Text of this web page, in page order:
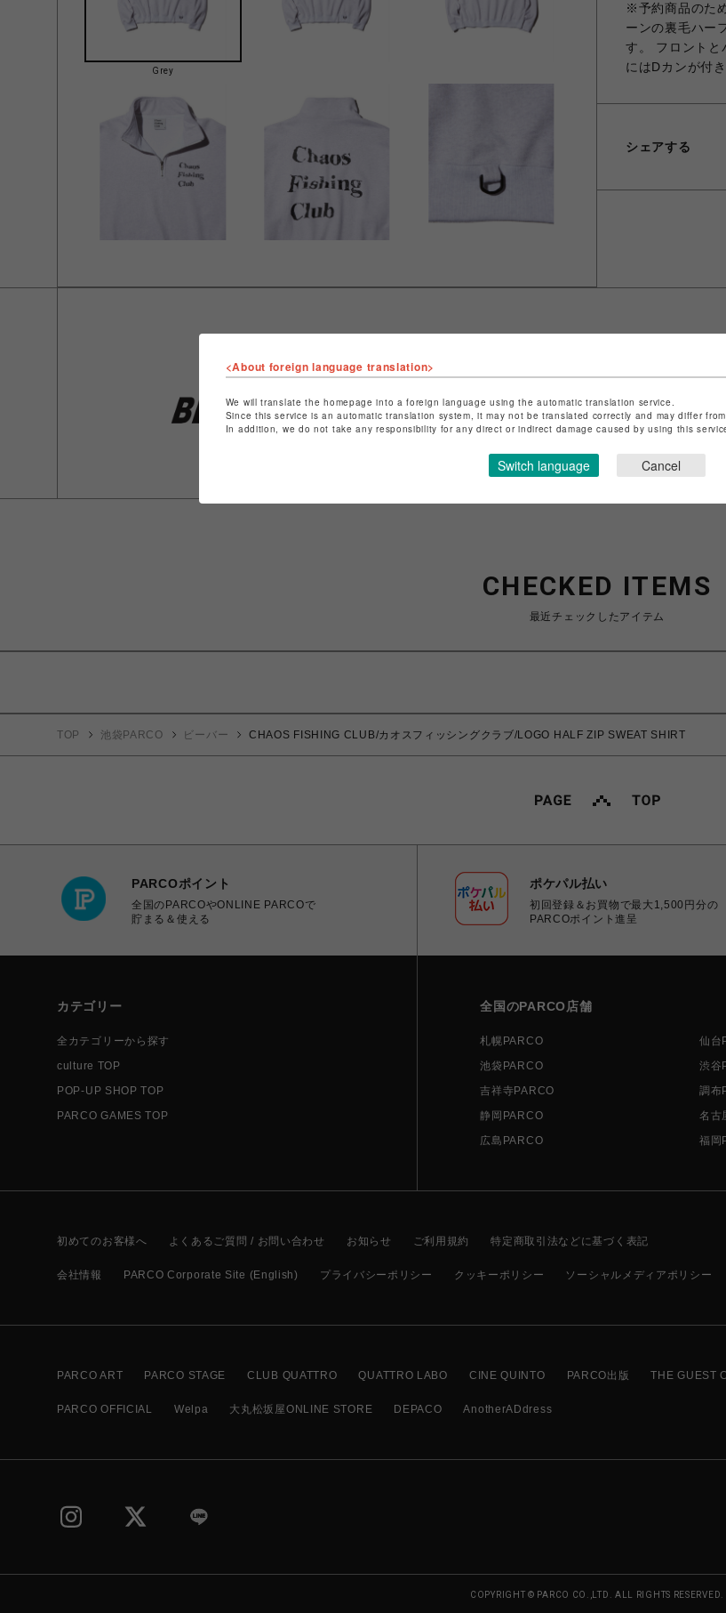
Grey
※予約商品のた
ーンの裏毛ハー
す。 フロントと
にはDカンが付
シェアする
ショップ名
特定商取引法など法令に基づく表記はこちら
ショップお問い合わせはこちら
CHECKED ITEMS
最近チェックしたアイテム
TOP 池袋PARCO ビーバー CHAOS FISHING CLUB/カオスフィッシングクラブ/LOGO HALF ZIP SWEAT SHIRT
PARCOポイント
全国のPARCOやONLINE PARCOで
貯まる＆使える
ポケパル払い
初回登録＆お買物で最大1,500円分の
PARCOポイント進呈
カテゴリー
全カテゴリーから探す
culture TOP
POP-UP SHOP TOP
PARCO GAMES TOP
全国のPARCO店舗
札幌PARCO 仙台
池袋PARCO
渋谷
吉祥寺PARCO
調布
静岡PARCO
名古
広島PARCO
福岡
初めてのお客様へ よくあるご質問 / お問い合わせ お知らせ ご利用規約 特定商取引法などに基づく表記
会社情報 PARCO Corporate Site (English) プライバシーポリシー クッキーポリシー ソーシャルメディアポリシー
PARCO ART PARCO STAGE CLUB QUATTRO QUATTRO LABO CINE QUINTO PARCO出版 THE GUEST
PARCO OFFICIAL Welpa 大丸松坂屋ONLINE STORE DEPACO AnotherADdress
COPYRIGHT © PARCO CO.,LTD. ALL RIGHTS RESERVED.
<About foreign language translation>
We will translate the homepage into a foreign language using the automatic translation service.
Since this service is an automatic translation system, it may not be translated correctly and may differ
In addition, we do not take any responsibility for any direct or indirect damage caused by using this
Switch language Cancel